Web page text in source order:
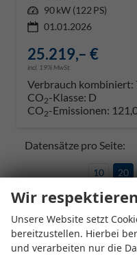
Leistung 90 kW (122 PS)
01.01.2026
25.219,– €
incl. 19% MwSt.
Verbrauch kombiniert:
CO2-Klasse: D
CO2-Emissionen:
Datensätze pro Seite:
10 20
Wir
Unsere Website setzt
bereitzustellen. Hierbei
und verarbeiten nur die